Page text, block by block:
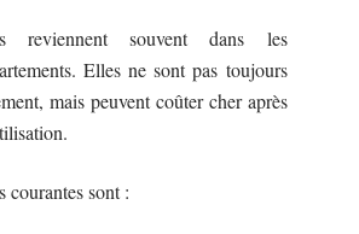
reviennent souvent dans les
Elles ne sont pas toujours
mais peuvent coûter cher après
courantes sont :